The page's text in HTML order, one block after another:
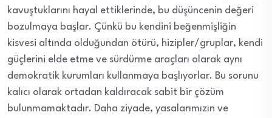
kavuştuklarını hayal ettiklerinde, bu düşüncenin değeri
bozulmaya başlar. Çünkü bu kendini beğenmişliğin
kisvesi altında olduğundan ötürü, hizipler/gruplar, kendi
güçlerini elde etme ve sürdürme araçları olarak aynı
demokratik kurumları kullanmaya başlıyorlar. Bu sorunu
kalıcı olarak ortadan kaldıracak sabit bir çözüm
bulunmamaktadır. Daha ziyade, yasalarımızın ve